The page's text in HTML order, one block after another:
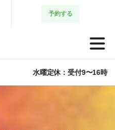
予約する
水曜定休：受付9〜16時